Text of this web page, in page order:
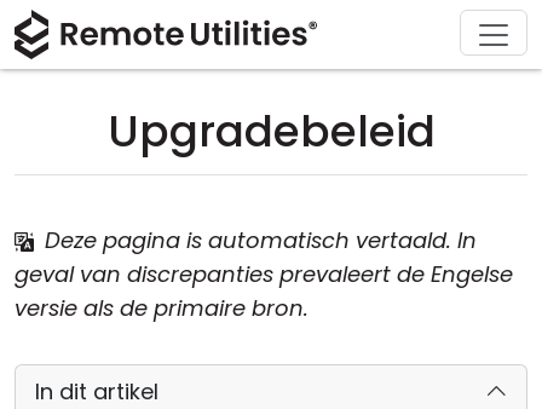
Upgradebeleid
Deze pagina is automatisch vertaald. In
geval van discrepanties prevaleert de Engelse
versie als de primaire bron.
In dit artikel
Product
Beveiliging
Versie-informatie
Verbinding modi
Onbeheerd Toegang
Oplossingen
Productie en Detailhandel
Onderwijs en Overheid
Informatietechnologie
Downloaden
iOS/Android
Kopen
Licentie Assistent
Ondersteuning
Documentatie
Over
Perskamer